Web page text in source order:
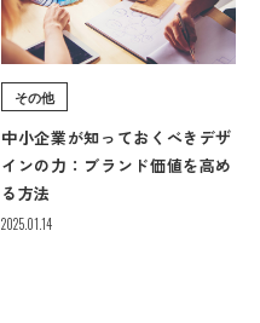
その他
中小企業が知っておくべきデザ
インの力：ブランド価値を高め
る方法
2025.01.14